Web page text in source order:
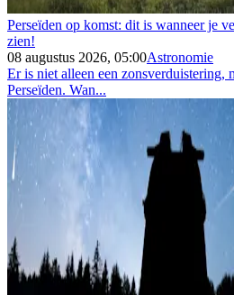
Perseïden op komst: dit is wanneer je
zien!
08 augustus 2026, 05:00Astronomie
Er is niet alleen een zonsverduistering,
Perseïden. Wan...